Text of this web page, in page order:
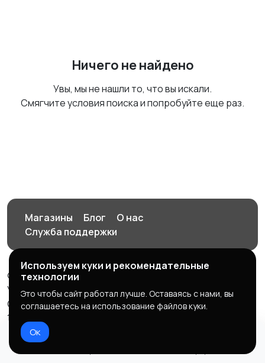
Ничего не найдено
Увы, мы не нашли то, что вы искали.
Смягчите условия поиска и попробуйте еще раз.
Магазины Блог
О нас
Служба поддержки
© 2026 Орен-АЙ - Авто | Недвижимость | Работа |
Услуги
Создал Карусов Е.С ООО "ЦПК" ИНН 5609203278 ОГРН
1235600008841
Правила сервиса
Используем куки и рекомендательные
технологии
Это чтобы сайт работал лучше. Оставаясь с нами, вы
соглашаетесь на использование файлов куки.
Ок